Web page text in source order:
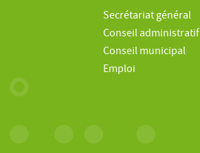
Secrétariat général
Conseil administratif
Conseil municipal
Emploi